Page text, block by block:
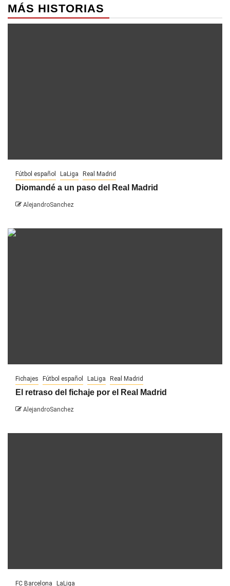
MÁS HISTORIAS
Fútbol español LaLiga Real Madrid
Diomandé a un paso del Real Madrid
AlejandroSanchez
Fichajes Fútbol español LaLiga Real Madrid
El retraso del fichaje por el Real Madrid
AlejandroSanchez
FC Barcelona LaLiga